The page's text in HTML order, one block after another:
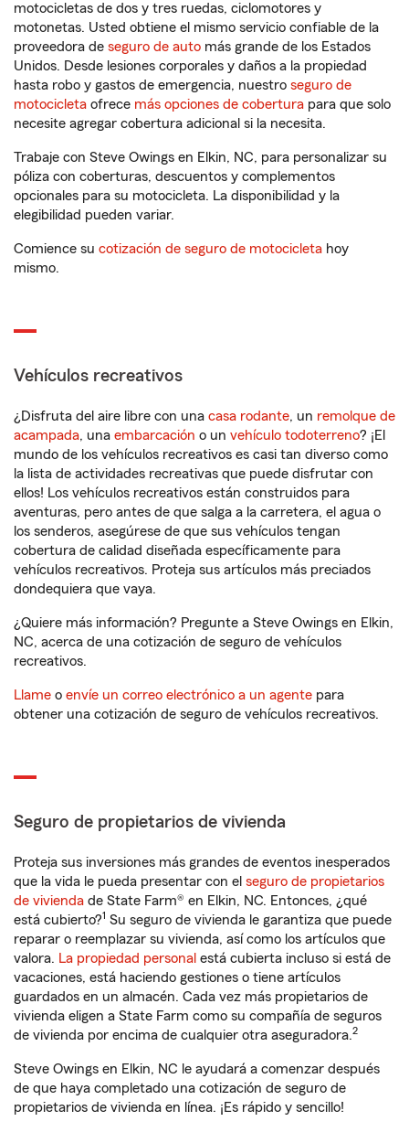
motocicletas de dos y tres ruedas, ciclomotores y
motonetas. Usted obtiene el mismo servicio confiable de la
proveedora de seguro de auto más grande de los Estados
Unidos. Desde lesiones corporales y daños a la propiedad
hasta robo y gastos de emergencia, nuestro seguro de
motocicleta ofrece más opciones de cobertura para que solo
necesite agregar cobertura adicional si la necesita.
Trabaje con Steve Owings en Elkin, NC, para personalizar su
póliza con coberturas, descuentos y complementos
opcionales para su motocicleta. La disponibilidad y la
elegibilidad pueden variar.
Comience su cotización de seguro de motocicleta hoy
mismo.
Vehículos recreativos
¿Disfruta del aire libre con una casa rodante, un remolque de
acampada, una embarcación o un vehículo todoterreno? ¡El
mundo de los vehículos recreativos es casi tan diverso como
la lista de actividades recreativas que puede disfrutar con
ellos! Los vehículos recreativos están construidos para
aventuras, pero antes de que salga a la carretera, el agua o
los senderos, asegúrese de que sus vehículos tengan
cobertura de calidad diseñada específicamente para
vehículos recreativos. Proteja sus artículos más preciados
dondequiera que vaya.
¿Quiere más información? Pregunte a Steve Owings en Elkin,
NC, acerca de una cotización de seguro de vehículos
recreativos.
Llame o envíe un correo electrónico a un agente para
obtener una cotización de seguro de vehículos recreativos.
Seguro de propietarios de vivienda
Proteja sus inversiones más grandes de eventos inesperados
que la vida le pueda presentar con el seguro de propietarios
de vivienda de State Farm® en Elkin, NC. Entonces, ¿qué
está cubierto?1 Su seguro de vivienda le garantiza que puede
reparar o reemplazar su vivienda, así como los artículos que
valora. La propiedad personal está cubierta incluso si está de
vacaciones, está haciendo gestiones o tiene artículos
guardados en un almacén. Cada vez más propietarios de
vivienda eligen a State Farm como su compañía de seguros
de vivienda por encima de cualquier otra aseguradora.2
Steve Owings en Elkin, NC le ayudará a comenzar después
de que haya completado una cotización de seguro de
propietarios de vivienda en línea. ¡Es rápido y sencillo!